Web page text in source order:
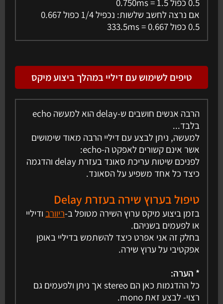
0.5 כפול 1.5 = 0.750ms
אם נרצה לחשב שלשות: נכפיל 1/4 כפול 0.667
0.5 כפול 0.667 = 333.5ms
טיפים לשימוש עם דיליי במהלך ביצוע מיקס
הרבה אנשים חושבים ש-delay הוא למעשה echo
בלבד...
למעשה, ניתן לבצע עם דיליי הרבה מאוד שימושים
אשר אינם קשורים לאפקט ה-echo:
לפניכם שיטות עריכת סאונד בעזרת delay והדגמה
כיצד כל אחד משפיע על הסאונד.
טיפול בערוץ שירה בעזרת Delay
בזמן ביצוע מיקס ערוץ השירה מטופל ב-ריוורב ודיליי
או לפעמים בשניהם.
בחלק זה אני אפרט כיצד להשתמש בדיליי באופן
אפקטיבי על ערוץ שירה.
* הערה:
כל ההדגמות כאן הם stereo אך ניתן ולפעמים גם
רצוי- לבצע זאת mono.